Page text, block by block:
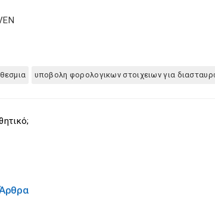
υποβολη φορολογικων στοιχειων για